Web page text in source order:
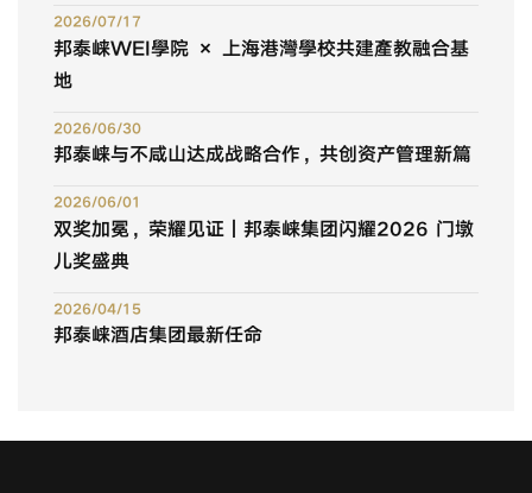
r
:
邦泰崃WEI學院 × 上海港灣學校共建產教融合基
地
2026/07/17
邦泰崃与不咸山达成战略合作，共创资产管理新篇
2026/06/30
双奖加冕，荣耀见证｜邦泰崃集团闪耀2026 门墩
儿奖盛典
2026/06/01
邦泰崃酒店集团最新任命
2026/04/15